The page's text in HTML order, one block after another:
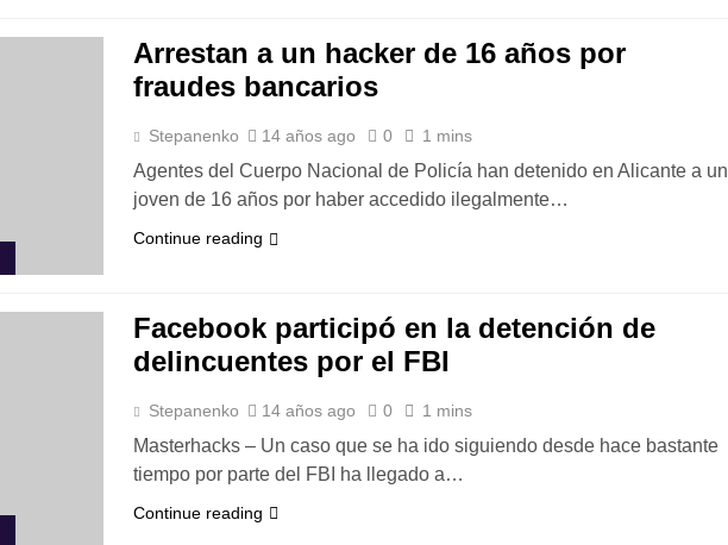
Arrestan a un hacker de 16 años por
fraudes bancarios
Stepanenko 14 años ago 0 1 mins
Agentes del Cuerpo Nacional de Policía han detenido en Alicante a un
joven de 16 años por haber accedido ilegalmente…
Continue reading
Facebook participó en la detención de
delincuentes por el FBI
Stepanenko 14 años ago 0 1 mins
Masterhacks – Un caso que se ha ido siguiendo desde hace bastante
tiempo por parte del FBI ha llegado a…
Continue reading